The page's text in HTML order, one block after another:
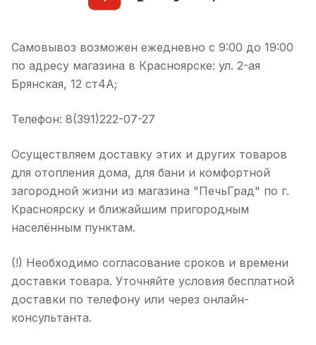
Самовывоз возможен ежедневно с 9:00 до 19:00
по адресу магазина в Красноярске: ул. 2-ая
Брянская, 12 ст4А;
Телефон: 8(391)222-07-27
Осуществляем доставку этих и других товаров
для отопления дома, для бани и комфортной
загородной жизни из магазина "ПечьГрад" по г.
Красноярску и ближайшим пригородным
населённым пунктам.
(!) Необходимо согласование сроков и времени
доставки товара. Уточняйте условия бесплатной
доставки по телефону или через онлайн-
консультанта.